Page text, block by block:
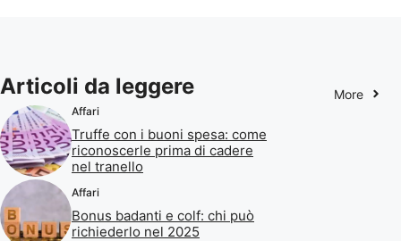
Articoli da leggere More
Affari
Truffe con i buoni spesa: come
riconoscerle prima di cadere
nel tranello
Affari
Bonus badanti e colf: chi può
richiederlo nel 2025